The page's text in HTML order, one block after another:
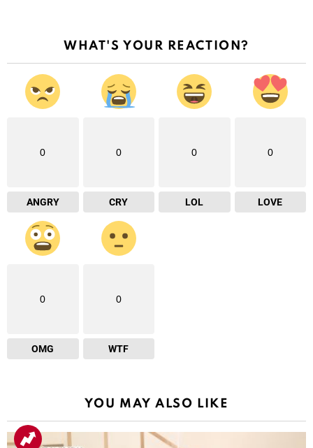
WHAT'S YOUR REACTION?
0
ANGRY
0
CRY
0
LOL
0
LOVE
0
OMG
0
WTF
YOU MAY ALSO LIKE